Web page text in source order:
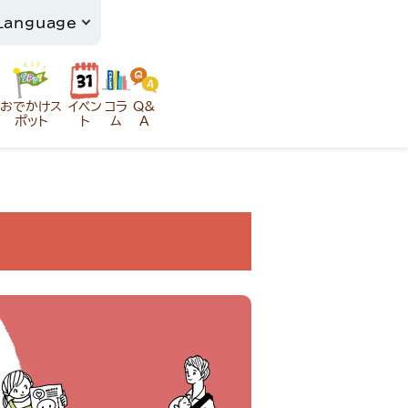
おでかけス
ポット
イベン
ト
コラ
ム
Q&
A